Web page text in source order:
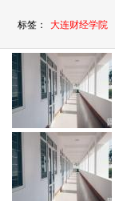
标签： 大连财经学院